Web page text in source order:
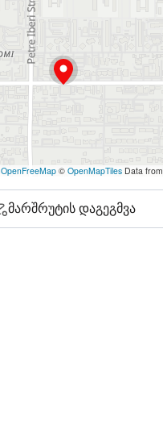
OpenFreeMap © OpenMapTiles Data from
მარშრუტის დაგეგმვა